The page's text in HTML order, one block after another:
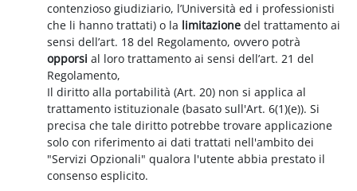
contenzioso giudiziario, l’Università ed i professionisti
che li hanno trattati) o la limitazione del trattamento ai
sensi dell’art. 18 del Regolamento, ovvero potrà
opporsi al loro trattamento ai sensi dell’art. 21 del
Regolamento,
Il diritto alla portabilità (Art. 20) non si applica al
trattamento istituzionale (basato sull'Art. 6(1)(e)). Si
precisa che tale diritto potrebbe trovare applicazione
solo con riferimento ai dati trattati nell'ambito dei
"Servizi Opzionali" qualora l'utente abbia prestato il
consenso esplicito.